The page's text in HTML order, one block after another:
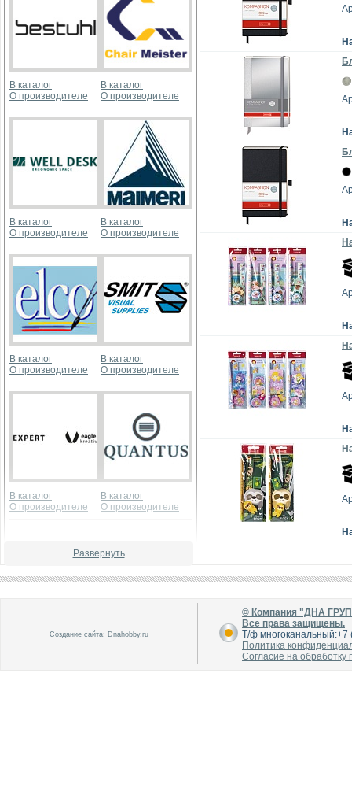
В каталог
О производителе
В каталог
О производителе
В каталог
О производителе
В каталог
О производителе
В каталог
О производителе
В каталог
О производителе
В каталог
О производителе
В каталог
О производителе
Развернуть
Создание сайта: Dnahobby.ru
© Компания "ДНА
Все права защищены.
Т/ф
Политика
Согласие на